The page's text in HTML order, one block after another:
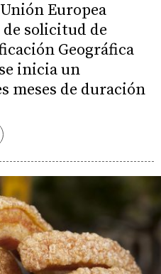
Europea
solicitud de
Geográfica
inicia un
meses de duración